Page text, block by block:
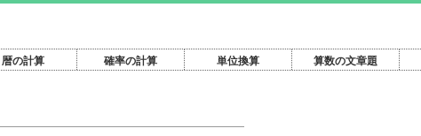
暦の計算 確率の計算 単位換算 算数の文章題